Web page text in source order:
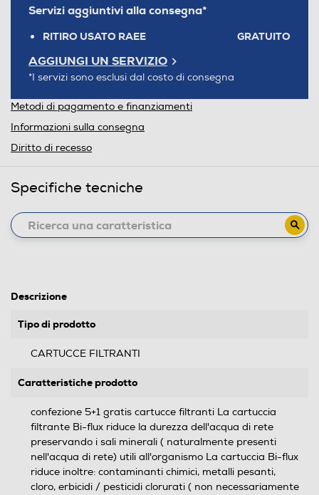
Servizi aggiuntivi alla consegna*
RITIRO USATO RAEE GRATUITO
AGGIUNGI UN SERVIZIO
*I servizi sono esclusi dal costo di consegna
Metodi di pagamento e finanziamenti
Informazioni sulla consegna
Diritto di recesso
Specifiche tecniche
Descrizione
Tipo di prodotto
CARTUCCE FILTRANTI
Caratteristiche prodotto
confezione 5+1 gratis cartucce filtranti La cartuccia
filtrante Bi-flux riduce la durezza dell'acqua di rete
preservando i sali minerali ( naturalmente presenti
nell'acqua di rete) utili all'organismo La cartuccia Bi-flux
riduce inoltre: contaminanti chimici, metalli pesanti,
cloro, erbicidi / pesticidi clorurati ( non necessariamente